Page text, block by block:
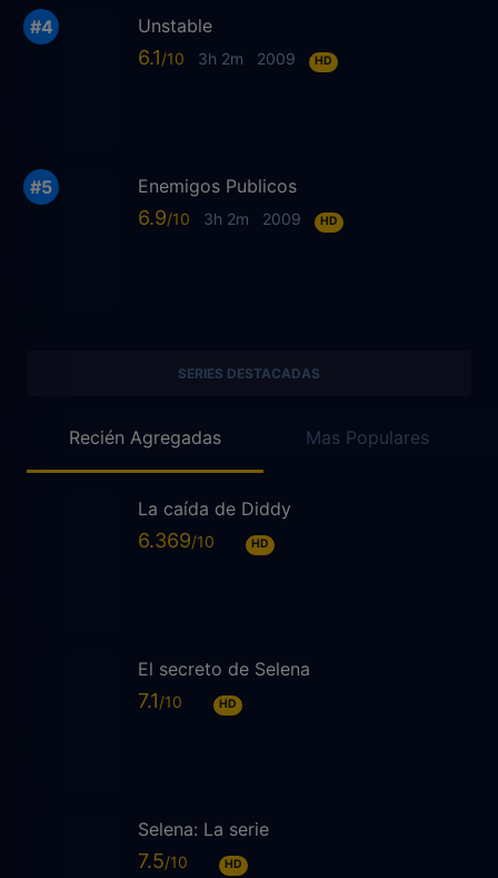
Unstable
6.1 3h 2m 2009 HD
Enemigos Publicos
6.9 3h 2m 2009 HD
SERIES DESTACADAS
Recién Agregadas Mas Populares
La caída de Diddy
6.369 HD
El secreto de Selena
7.1 HD
Selena: La serie
7.5 HD